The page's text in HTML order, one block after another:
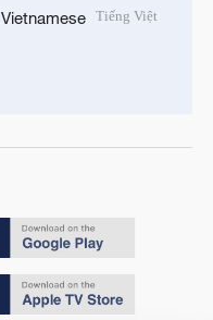
Vietnamese Tiếng Việt